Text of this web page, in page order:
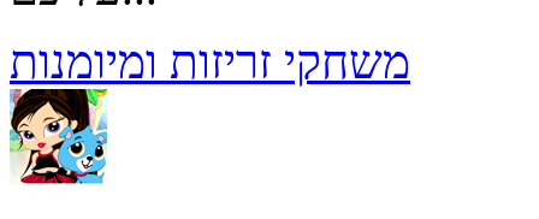
משחקי זריזות ומיומנות